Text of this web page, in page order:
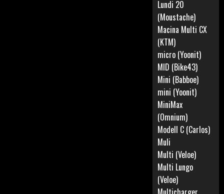
Lundi 20
(Moustache)
Macina Multi CX
(KTM)
micro (Yoonit)
MID (Bike43)
Mini (Babboe)
mini (Yoonit)
MiniMax
(Omnium)
Modell C (Carlos)
Muli
Multi (Veloe)
Multi Lungo
(Veloe)